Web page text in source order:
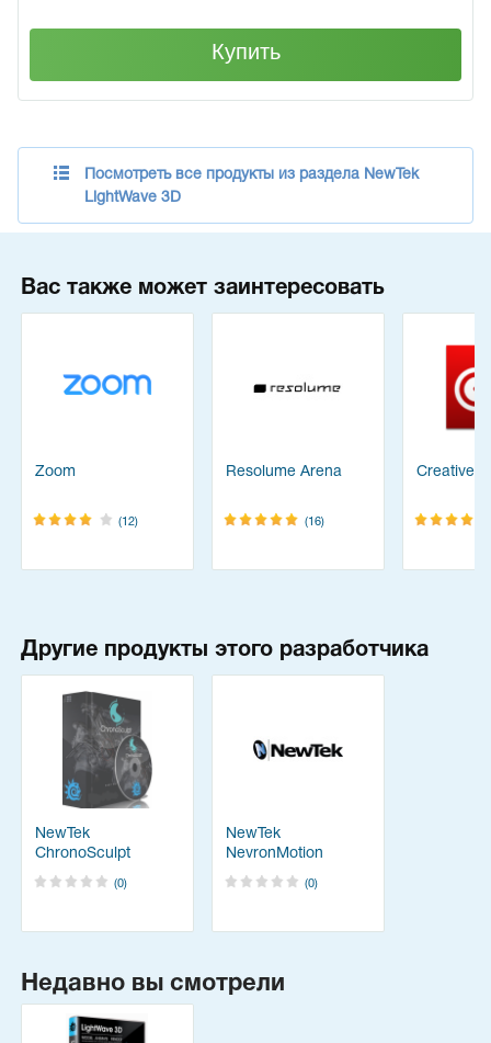
Купить
Посмотреть все продукты из раздела NewTek
LightWave 3D
Вас также может заинтересовать
Zoom
(12)
Resolume Arena
(16)
Creative
Другие продукты этого разработчика
NewTek
ChronoSculpt
(0)
NewTek
NevronMotion
(0)
Недавно вы смотрели